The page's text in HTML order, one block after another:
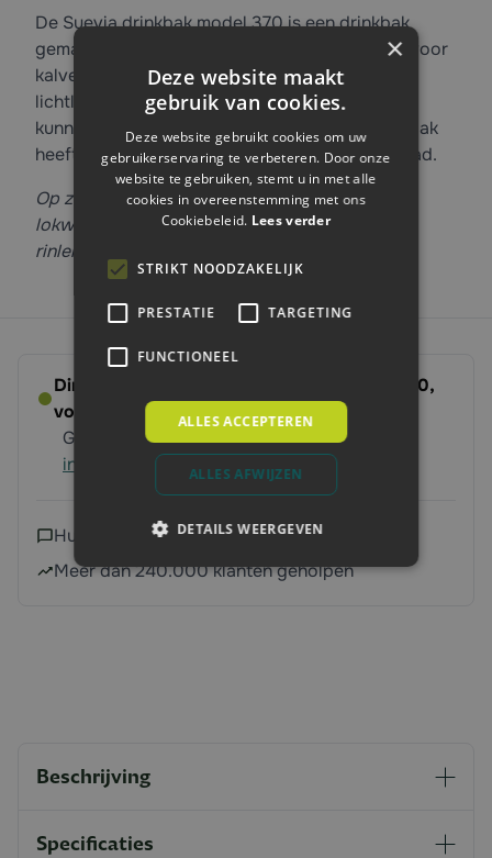
De Suevia drinkbak model 370 is een drinkbak
gemaakt van gietijzer en speciaal ontworpen voor
kalveren, schapen en geiten. Dankzij de
lichtlopende staafventiel en lokwaterdrempel
kunnen de dieren goed leren drinken. De drinkbak
heeft een 1/2" bovenaansluiting met buitendraad.
Op zoek naar een gietijzeren drinkbak met
lokwaterdrempel voor aansluiting op een
rinleiding? Bekijk dan
Direct leverbaar - Bestel voor dinsdag 14:00,
volgende werkdag op ’t erf
Gratis verzending vanaf 250 euroMeer
informatie
Hulp nodig?Neem contact met ons op
Meer dan 240.000 klanten geholpen
Beschrijving
Specificaties
×
Deze website maakt
gebruik van cookies.
Deze website gebruikt cookies om uw
gebruikerservaring te verbeteren. Door onze
website te gebruiken, stemt u in met alle
cookies in overeenstemming met ons
Cookiebeleid. Lees verder
STRIKT NOODZAKELIJK
PRESTATIE TARGETING
FUNCTIONEEL
ALLES ACCEPTEREN
ALLES AFWIJZEN
DETAILS WEERGEVEN